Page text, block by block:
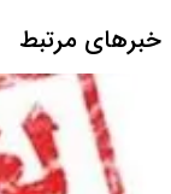
خبرهای مرتبط